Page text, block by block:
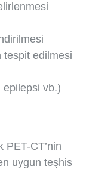
tespit edilmesi
epilepsi vb.)
CT’nin
uygun teşhis